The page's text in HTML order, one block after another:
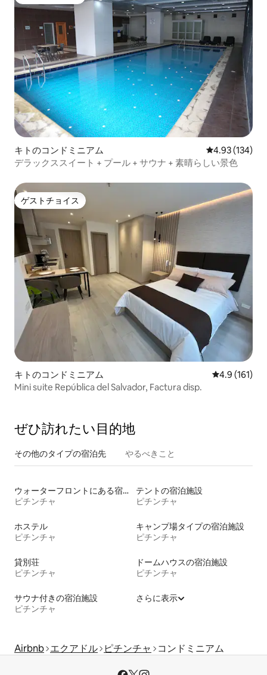
キトのコンドミニアム レビュー134
4.93 (134)
デラックススイート + プール + サウナ + 素晴らしい景色
ゲストチョイス
ゲストチョイス
キトのコンドミニアム レビュー161
4.9 (161)
Mini suite República del Salvador, Factura disp.
ぜひ訪⁠れ⁠た⁠い目⁠的⁠地
その他のタ⁠イ⁠プ⁠の宿⁠泊⁠先 やるべきこと
ウォーターフロントにある宿泊施設
ピチンチャ
テントの宿泊施設
ピチンチャ
ホステル
ピチンチャ
キャンプ場タイプの宿泊施設
ピチンチャ
貸別荘
ピチンチャ
ドームハウスの宿泊施設
ピチンチャ
サウナ付きの宿泊施設
ピチンチャ
さらに表示
Airbnb エクアドル ピチンチャ コンドミニアム